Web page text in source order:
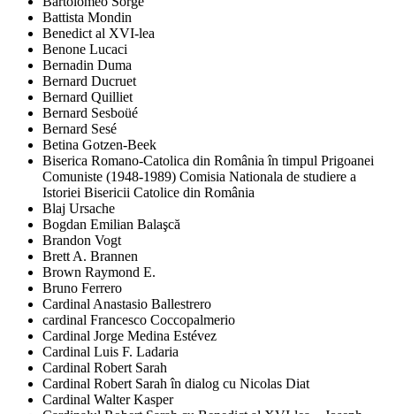
Battista Mondin
Benedict al XVI-lea
Benone Lucaci
Bernadin Duma
Bernard Ducruet
Bernard Quilliet
Bernard Sesboüé
Bernard Sesé
Betina Gotzen-Beek
Biserica Romano-Catolica din România în timpul Prigoanei
Comuniste (1948-1989) Comisia Nationala de studiere a
Istoriei Bisericii Catolice din România
Blaj Ursache
Bogdan Emilian Balaşcă
Brandon Vogt
Brett A. Brannen
Brown Raymond E.
Bruno Ferrero
Cardinal Anastasio Ballestrero
cardinal Francesco Coccopalmerio
Cardinal Jorge Medina Estévez
Cardinal Luis F. Ladaria
Cardinal Robert Sarah
Cardinal Robert Sarah în dialog cu Nicolas Diat
Cardinal Walter Kasper